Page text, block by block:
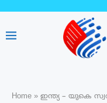
Home » ഇന്ത്യ – യുകെ